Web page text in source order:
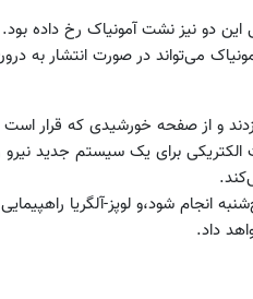
این دو نیز نشت آمونیاک رخ داده
می‌تواند در صورت انتشار به
و از صفحه خورشیدی که قرار است
برای یک سیستم جدید نیرو
انجام شود،و لوپز-آلگریا